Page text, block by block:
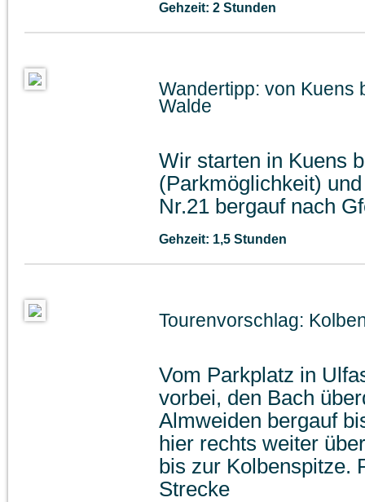
Gehzeit: 2 Stunden
Wandertipp: von Kuens
Walde
Wir starten in Kuens
(Parkmöglichkeit)
Nr.21 bergauf nach
Gehzeit: 1,5 Stunden
Tourenvorschlag:
Vom Parkplatz in
vorbei, den Bach
Almweiden bergauf
hier rechts weiter
bis zur Kolbenspitze.
Strecke